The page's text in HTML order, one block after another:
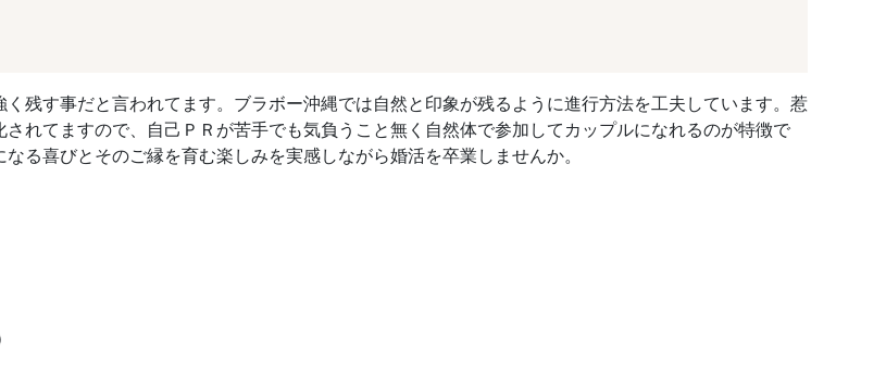
残す事だと言われてます。ブラボー沖縄では自然と印象が残るように進行方法を工夫しています。惹
れてますので、自己ＰＲが苦手でも気負うこと無く自然体で参加してカップルになれるのが特徴で
る喜びとそのご縁を育む楽しみを実感しながら婚活を卒業しませんか。